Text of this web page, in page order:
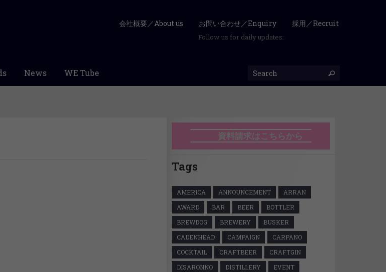
会社概要／About us お問い合わせ／Enquiry 採用／Recruit
Follow us for daily updates:
News WE Tube
資料請求はこちらから
Tags
AMERICA ANNOUNCEMENT
ARRAN
AWARD
BAR BEER
BOTTLER
BREWDOG
BREWERY
BUSKER
CADENHEAD
CAMPAIGN
CARPANO
COCKTAIL
CRAFTBEER
CRAFTGIN
DISARONNO
DISTILLERY
EVENT